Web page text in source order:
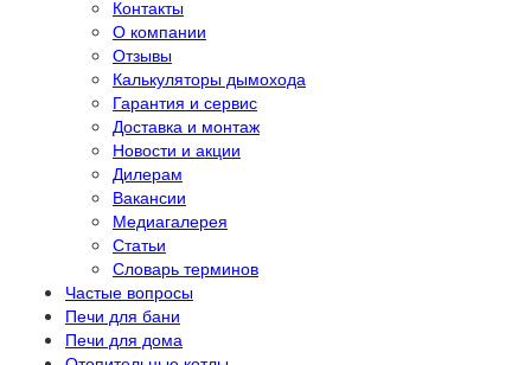
Контакты
О компании
Отзывы
Калькуляторы дымохода
Гарантия и сервис
Доставка и монтаж
Новости и акции
Дилерам
Вакансии
Медиагалерея
Статьи
Словарь терминов
Частые вопросы
Печи для бани
Печи для дома